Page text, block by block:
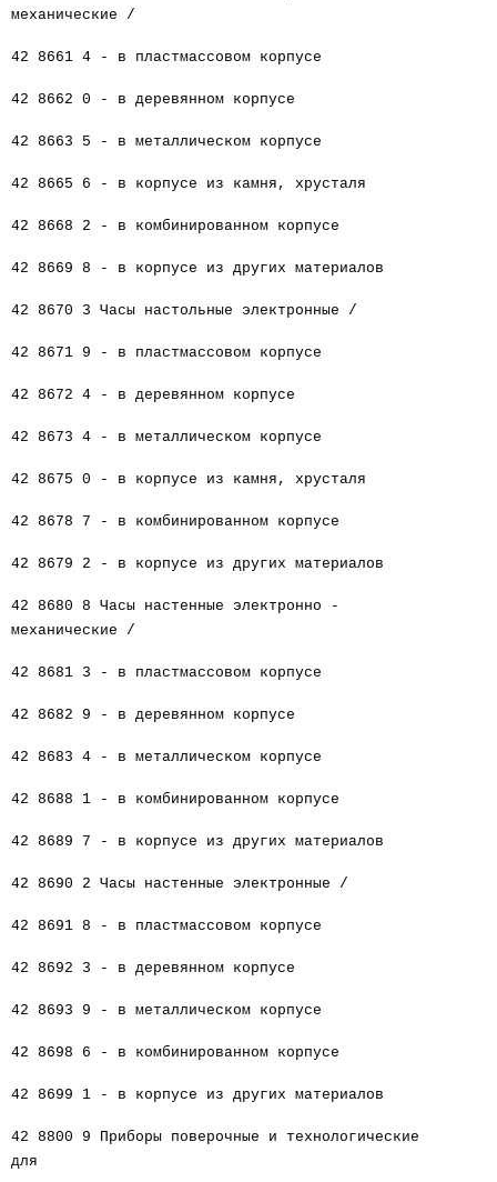
механические /
42 8661 4 - в пластмассовом корпусе
42 8662 0 - в деревянном корпусе
42 8663 5 - в металлическом корпусе
42 8665 6 - в корпусе из камня, хрусталя
42 8668 2 - в комбинированном корпусе
42 8669 8 - в корпусе из других материалов
42 8670 3 Часы настольные электронные /
42 8671 9 - в пластмассовом корпусе
42 8672 4 - в деревянном корпусе
42 8673 4 - в металлическом корпусе
42 8675 0 - в корпусе из камня, хрусталя
42 8678 7 - в комбинированном корпусе
42 8679 2 - в корпусе из других материалов
42 8680 8 Часы настенные электронно -
механические /
42 8681 3 - в пластмассовом корпусе
42 8682 9 - в деревянном корпусе
42 8683 4 - в металлическом корпусе
42 8688 1 - в комбинированном корпусе
42 8689 7 - в корпусе из других материалов
42 8690 2 Часы настенные электронные /
42 8691 8 - в пластмассовом корпусе
42 8692 3 - в деревянном корпусе
42 8693 9 - в металлическом корпусе
42 8698 6 - в комбинированном корпусе
42 8699 1 - в корпусе из других материалов
42 8800 9 Приборы поверочные и технологические
для